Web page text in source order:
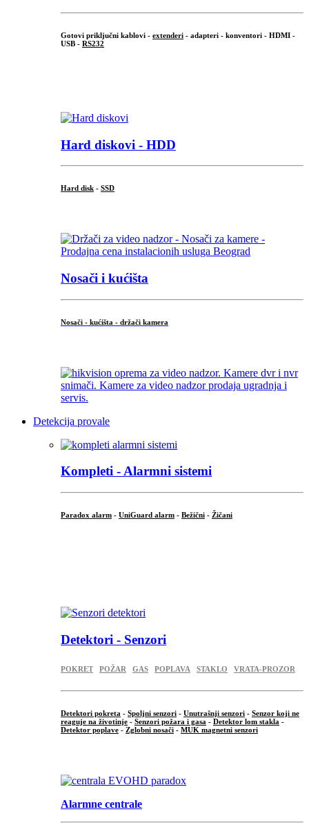
Gotovi priključni kablovi - extenderi - adapteri - konventori - HDMI -
USB - RS232
Hard diskovi - HDD
Hard disk - SSD
Nosači i kućišta
Nosači - kućišta - držači kamera
Detekcija provale
Kompleti - Alarmni sistemi
Paradox alarm - UniGuard alarm - Bežični - Žičani
Detektori - Senzori
POKRET POŽAR GAS POPLAVA STAKLO VRATA-PROZOR
Detektori pokreta - Spoljni senzori - Unutrašnji senzori - Senzor koji ne
reaguje na životinje - Senzori požara i gasa - Detektor lom stakla -
Detektor poplave - Zglobni nosači - MUK magnetni senzori
Alarmne centrale